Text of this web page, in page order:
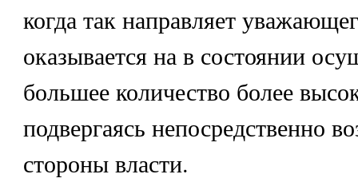
когда так направляет
оказывается на в состоянии
большее количество более
подвергаясь непосредственно
стороны власти.